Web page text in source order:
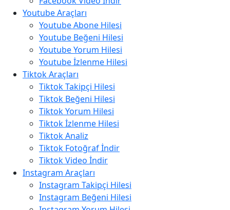
Youtube Araçları
Youtube Abone Hilesi
Youtube Beğeni Hilesi
Youtube Yorum Hilesi
Youtube İzlenme Hilesi
Tiktok Araçları
Tiktok Takipçi Hilesi
Tiktok Beğeni Hilesi
Tiktok Yorum Hilesi
Tiktok İzlenme Hilesi
Tiktok Analiz
Tiktok Fotoğraf İndir
Tiktok Video İndir
Instagram Araçları
Instagram Takipçi Hilesi
Instagram Beğeni Hilesi